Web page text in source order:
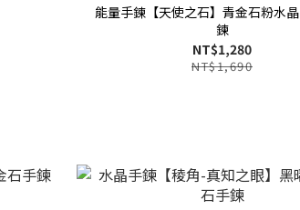
能量手鍊【天使之石】青金石粉水
鍊
NT$1,280
NT$1,690